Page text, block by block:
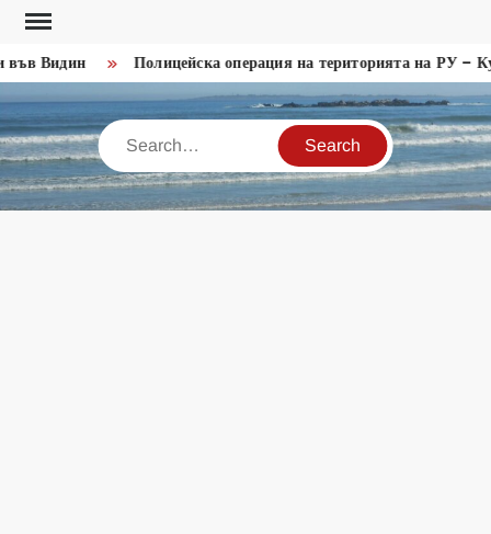
Skip
content
Видин Полицейска операция на територията на РУ –
Search